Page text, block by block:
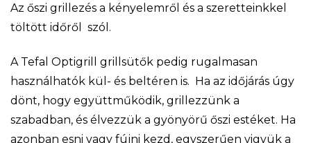
Az őszi grillezés a kényelemről és a szeretteinkkel
töltött időről szól.
A Tefal Optigrill grillsütők pedig rugalmasan
használhatók kül- és beltéren is. Ha az időjárás úgy
dönt, hogy együttműködik, grillezzünk a
szabadban, és élvezzük a gyönyörű őszi estéket. Ha
azonban esni vagy fújni kezd, egyszerűen vigyük a